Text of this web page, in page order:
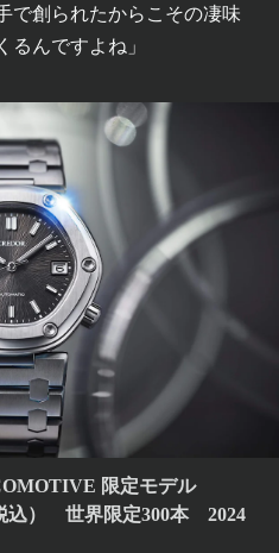
で創られたからこその凄味
るんですよね」
限定モデル
込） 世界限定300本 2024